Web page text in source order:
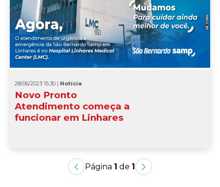
28/06/2023 15:30 | Notícia
Novo Pronto
Atendimento começa a
funcionar em Linhares
Página 1 de 1